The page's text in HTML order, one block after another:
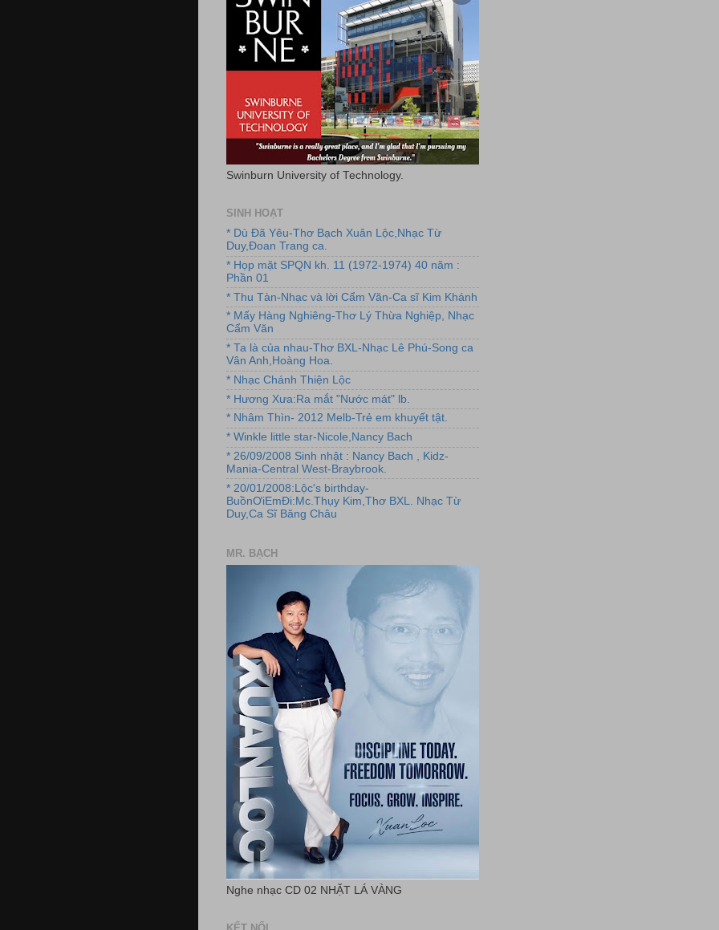
Swinburn University of Technology.
SINH HOẠT
* Dù Đã Yêu-Thơ Bạch Xuân Lộc,Nhạc Từ
Duy,Đoan Trang ca.
* Họp mặt SPQN kh. 11 (1972-1974) 40 năm :
Phần 01
* Thu Tàn-Nhạc và lời Cẩm Văn-Ca sĩ Kim Khánh
* Mấy Hàng Nghiêng-Thơ Lý Thừa Nghiệp, Nhạc
Cẩm Văn
* Ta là của nhau-Thơ BXL-Nhạc Lê Phú-Song ca
Vân Anh,Hoàng Hoa.
* Nhạc Chánh Thiện Lộc
* Hương Xưa:Ra mắt "Nước mát" lb.
* Nhâm Thìn- 2012 Melb-Trẻ em khuyết tật.
* Winkle little star-Nicole,Nancy Bach
* 26/09/2008 Sinh nhật : Nancy Bach , Kidz-
Mania-Central West-Braybrook.
* 20/01/2008:Lộc's birthday-
BuồnƠiEmĐi:Mc.Thụy Kim,Thơ BXL. Nhạc Từ
Duy,Ca Sĩ Băng Châu
MR. BẠCH
Nghe nhạc CD 02 NHẶT LÁ VÀNG
KẾT NỐI